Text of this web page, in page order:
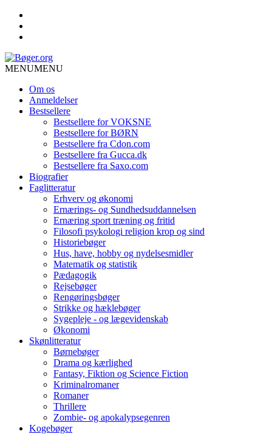
MENUMENU
Om os
Anmeldelser
Bestsellere
Bestsellere for VOKSNE
Bestsellere for BØRN
Bestsellere fra Cdon.com
Bestsellere fra Gucca.dk
Bestsellere fra Saxo.com
Biografier
Faglitteratur
Erhverv og økonomi
Ernærings- og Sundhedsuddannelsen
Ernæring sport træning og fritid
Filosofi psykologi religion krop og sind
Historiebøger
Hus, have, hobby og nydelsesmidler
Matematik og statistik
Pædagogik
Rejsebøger
Rengøringsbøger
Strikke og hæklebøger
Sygepleje - og lægevidenskab
Økonomi
Skønlitteratur
Børnebøger
Drama og kærlighed
Fantasy, Fiktion og Science Fiction
Kriminalromaner
Romaner
Thrillere
Zombie- og apokalypsegenren
Kogebøger